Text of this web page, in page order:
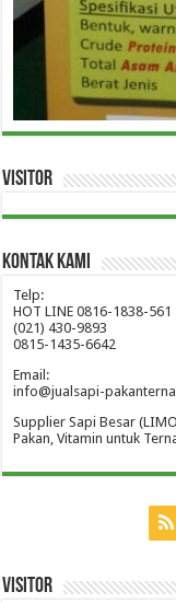
Visitor
Kontak Kami
Telp:
HOT LINE 0816-1838-561
(021) 430-9893
0815-1435-6642
Email:
info@jualsapi-
Supplier Sapi Besar
Pakan, Vitamin untuk
Visitor